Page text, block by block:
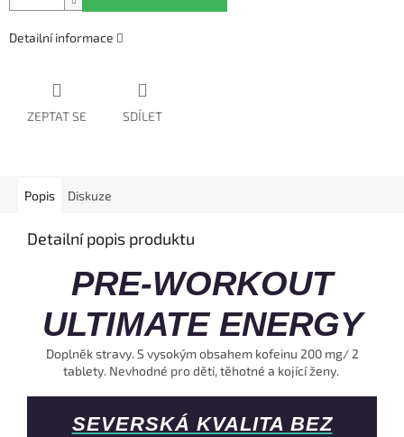
Detailní informace
ZEPTAT SE SDÍLET
Popis Diskuze
Detailní popis produktu
PRE-WORKOUT
ULTIMATE ENERGY
Doplněk stravy. S vysokým obsahem kofeinu 200 mg/ 2
tablety. Nevhodné pro děti, těhotné a kojící ženy.
SEVERSKÁ KVALITA BEZ